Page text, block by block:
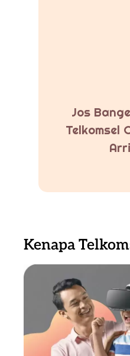
Jos
Telkomsel
Kenapa